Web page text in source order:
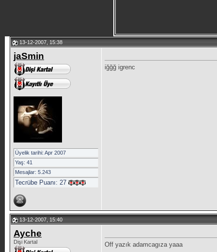
13-12-2007, 15:38
jaSmin
Üyelik tarihi: Apr 2007
Yaş: 41
Mesajlar: 5.243
Tecrübe Puanı: 27
iğğğ igrenc
13-12-2007, 15:40
Ayche
Dişi Kartal
Off yazık adamcagıza yaaa